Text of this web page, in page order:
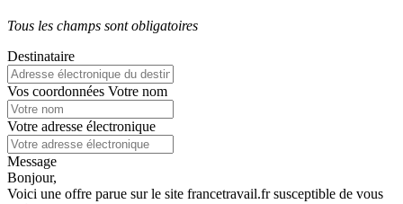
Tous les champs sont obligatoires
Destinataire
Vos coordonnées Votre nom
Votre adresse électronique
Message
Bonjour,
Voici une offre parue sur le site francetravail.fr susceptible de vous